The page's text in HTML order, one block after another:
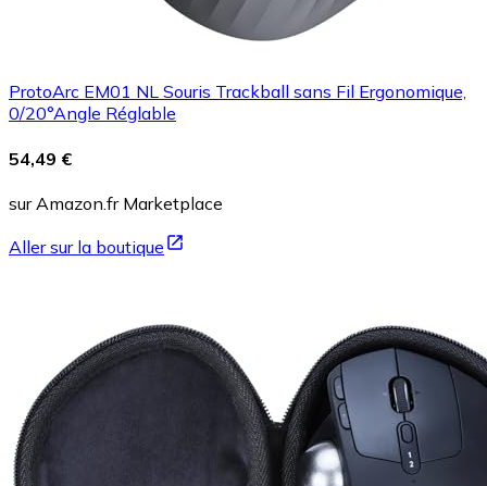
ProtoArc EM01 NL Souris Trackball sans Fil Ergonomique,
0/20°Angle Réglable
54,49 €
sur Amazon.fr Marketplace
Aller sur la boutique